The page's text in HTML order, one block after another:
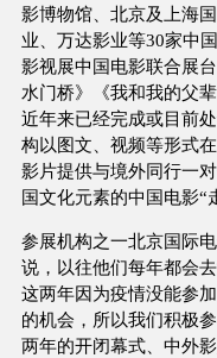
影博物馆、北京及上海
业、万达影业等30家中
影视展中国电影联合展
水门桥》《我和我的父
近年来已经完成或目前
构以图文、视频等形式
影片提供与境外同行一
国文化元素的中国电影“
参展机构之一北京国际
说，以往他们每年都会
这两年因为疫情没能参
的机会，所以我们积极
两年的开闭幕式、中外